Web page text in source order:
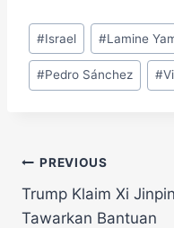
Post
Tags:
#Israel #Lamine
#Pedro Sánchez #
Navigasi
pos
PREVIOUS
Trump Klaim Xi
Tawarkan Bantuan